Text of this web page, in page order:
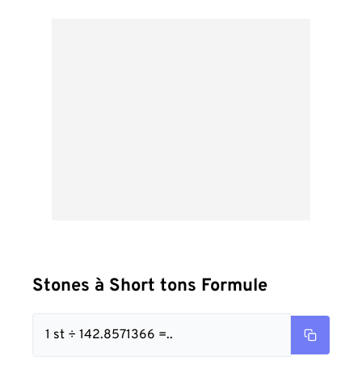
Stones à Short tons Formule
1 st ÷ 142.8571366 =..